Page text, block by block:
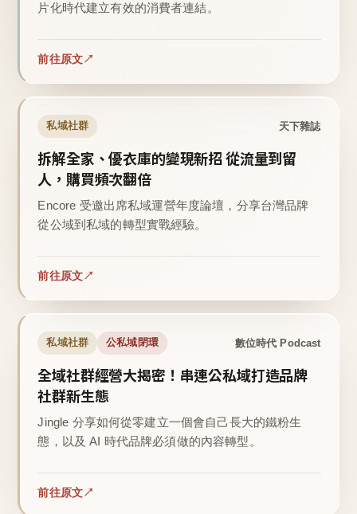
片化時代建立有效的消費者連結。
前往原文
私域社群 天下雜誌
拆解全家、優衣庫的變現新招 從流量到留
人，購買頻次翻倍
Encore 受邀出席私域運營年度論壇，分享台灣品牌
從公域到私域的轉型實戰經驗。
前往原文
私域社群 公私域閉環 數位時代 Podcast
全域社群經營大揭密！串連公私域打造品牌
社群新生態
Jingle 分享如何從零建立一個會自己長大的鐵粉生
態，以及 AI 時代品牌必須做的內容轉型。
前往原文